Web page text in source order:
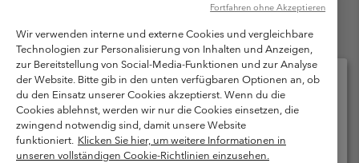
Columbia Sportswear Austria GmbH. Moosfeldstraße 1, 5101
Bergheim, Salzburg Österreich. Alle Rechte vorbehalten.
Nutzungsbedingungen
Allgemeine Verkaufsbedingungen
Garantie
Datenschutzerklärung
Bestimmungen und Bedingungen des Mitglieder Programms
Nutzungsbedingungen Für Nutzergenerierte Inhalte
Cookies
Wir verwenden interne und externe Cookies und vergleichbare
Technologien zur Personalisierung von Inhalten und Anzeigen,
zur Bereitstellung von Social-Media-Funktionen und zur Analyse
der Website. Bitte gib in den unten verfügbaren Optionen an, ob
du den Einsatz unserer Cookies akzeptierst. Wenn du die
Cookies ablehnst, werden wir nur die Cookies einsetzen, die
zwingend notwendig sind, damit unsere Website
funktioniert. Klicken Sie hier, um weitere Informationen in
unseren vollständigen Cookie-Richtlinien einzusehen.
Fortfahren ohne Akzeptieren
Bitte wählen Sie Ihr Lieferland und Ihre Sprache
Online-Einkauf verfügbar